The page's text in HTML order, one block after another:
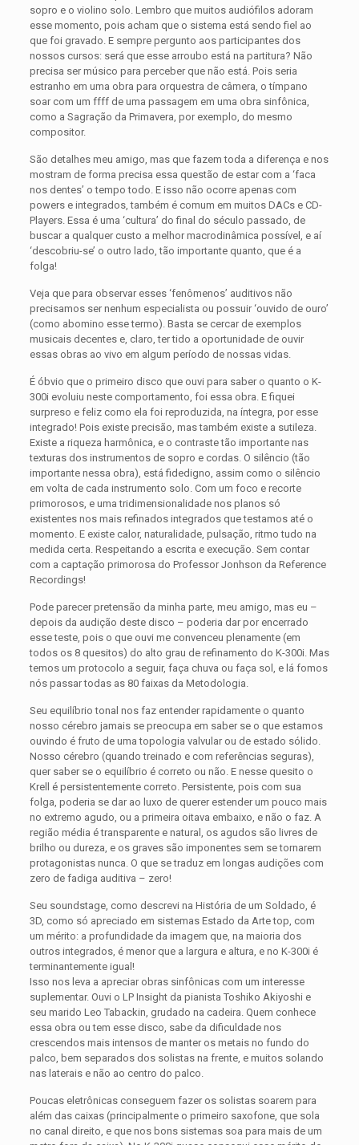
sopro e o violino solo. Lembro que muitos audiófilos adoram
esse momento, pois acham que o sistema está sendo fiel ao
que foi gravado. E sempre pergunto aos participantes dos
nossos cursos: será que esse arroubo está na partitura? Não
precisa ser músico para perceber que não está. Pois seria
estranho em uma obra para orquestra de câmera, o tímpano
soar com um ffff de uma passagem em uma obra sinfônica,
como a Sagração da Primavera, por exemplo, do mesmo
compositor.
São detalhes meu amigo, mas que fazem toda a diferença e nos
mostram de forma precisa essa questão de estar com a ‘faca
nos dentes’ o tempo todo. E isso não ocorre apenas com
powers e integrados, também é comum em muitos DACs e CD-
Players. Essa é uma ‘cultura’ do final do século passado, de
buscar a qualquer custo a melhor macrodinâmica possível, e aí
‘descobriu-se’ o outro lado, tão importante quanto, que é a
folga!
Veja que para observar esses ‘fenômenos’ auditivos não
precisamos ser nenhum especialista ou possuir ‘ouvido de ouro’
(como abomino esse termo). Basta se cercar de exemplos
musicais decentes e, claro, ter tido a oportunidade de ouvir
essas obras ao vivo em algum período de nossas vidas.
É óbvio que o primeiro disco que ouvi para saber o quanto o K-
300i evoluiu neste comportamento, foi essa obra. E fiquei
surpreso e feliz como ela foi reproduzida, na íntegra, por esse
integrado! Pois existe precisão, mas também existe a sutileza.
Existe a riqueza harmônica, e o contraste tão importante nas
texturas dos instrumentos de sopro e cordas. O silêncio (tão
importante nessa obra), está fidedigno, assim como o silêncio
em volta de cada instrumento solo. Com um foco e recorte
primorosos, e uma tridimensionalidade nos planos só
existentes nos mais refinados integrados que testamos até o
momento. E existe calor, naturalidade, pulsação, ritmo tudo na
medida certa. Respeitando a escrita e execução. Sem contar
com a captação primorosa do Professor Jonhson da Reference
Recordings!
Pode parecer pretensão da minha parte, meu amigo, mas eu –
depois da audição deste disco – poderia dar por encerrado
esse teste, pois o que ouvi me convenceu plenamente (em
todos os 8 quesitos) do alto grau de refinamento do K-300i. Mas
temos um protocolo a seguir, faça chuva ou faça sol, e lá fomos
nós passar todas as 80 faixas da Metodologia.
Seu equilíbrio tonal nos faz entender rapidamente o quanto
nosso cérebro jamais se preocupa em saber se o que estamos
ouvindo é fruto de uma topologia valvular ou de estado sólido.
Nosso cérebro (quando treinado e com referências seguras),
quer saber se o equilíbrio é correto ou não. E nesse quesito o
Krell é persistentemente correto. Persistente, pois com sua
folga, poderia se dar ao luxo de querer estender um pouco mais
no extremo agudo, ou a primeira oitava embaixo, e não o faz. A
região média é transparente e natural, os agudos são livres de
brilho ou dureza, e os graves são imponentes sem se tornarem
protagonistas nunca. O que se traduz em longas audições com
zero de fadiga auditiva – zero!
Seu soundstage, como descrevi na História de um Soldado, é
3D, como só apreciado em sistemas Estado da Arte top, com
um mérito: a profundidade da imagem que, na maioria dos
outros integrados, é menor que a largura e altura, e no K-300i é
terminantemente igual!
Isso nos leva a apreciar obras sinfônicas com um interesse
suplementar. Ouvi o LP Insight da pianista Toshiko Akiyoshi e
seu marido Leo Tabackin, grudado na cadeira. Quem conhece
essa obra ou tem esse disco, sabe da dificuldade nos
crescendos mais intensos de manter os metais no fundo do
palco, bem separados dos solistas na frente, e muitos solando
nas laterais e não ao centro do palco.
Poucas eletrônicas conseguem fazer os solistas soarem para
além das caixas (principalmente o primeiro saxofone, que sola
no canal direito, e que nos bons sistemas soa para mais de um